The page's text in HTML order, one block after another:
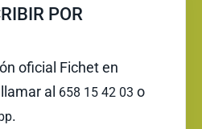
POR
oficial Fichet en
al 658 15 42 03 o
.